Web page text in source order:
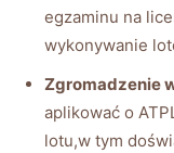
egzaminu na
wykonywanie
Zgromadzenie
aplikować o
lotu,w tym